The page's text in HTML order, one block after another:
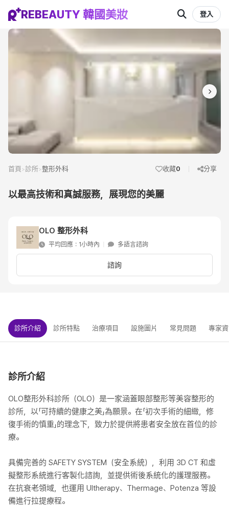
REBEAUTY 韓國美妝 登入
首頁>診所>整形外科 收藏0 分享
以最高技術和真誠服務，展現您的美麗
OLO 整形外科
平均回應：1小時內 多語言諮詢
諮詢
診所介紹 診所特點 治療項目 設施圖片 常見問題 專家
診所介紹
OLO整形外科診所（OLO）是一家涵蓋眼部整形等美容整形的
診所，以「可持續的健康之美」為願景。在「初次手術的細緻，修
復手術的慎重」的理念下，致力於提供將患者安全放在首位的診
療。
具備完善的 SAFETY SYSTEM（安全系統），利用 3D CT 和虛
擬整形系統進行客製化諮詢，並提供術後系統化的護理服務。
在抗衰老領域，也運用 Ultherapy、Thermage、Potenza 等設
備進行拉提療程。